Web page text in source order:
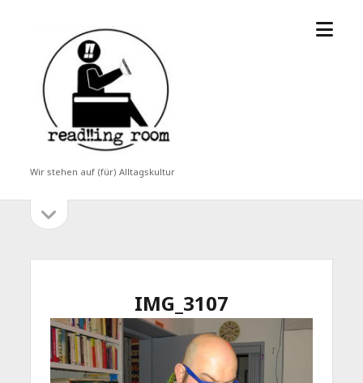
read!!ing
room
Wir stehen auf (für) Alltagskultur
Menü
Seitenleiste
öffnen
IMG_3107